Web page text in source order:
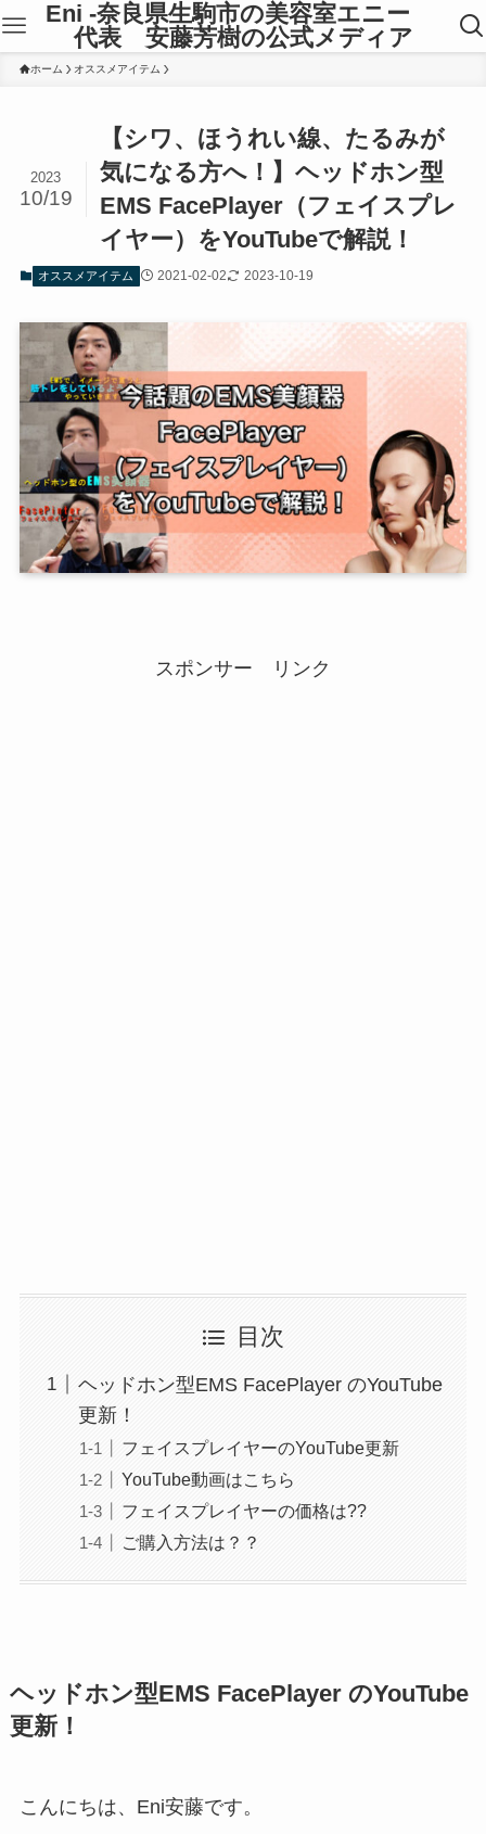
Eni -奈良県生駒市の美容室エニー
代表 安藤芳樹の公式メディア
ホーム オススメアイテム
【シワ、ほうれい線、たるみが
気になる方へ！】ヘッドホン型
EMS FacePlayer（フェイスプレ
イヤー）をYouTubeで解説！
2023
10/19
オススメアイテム 2021-02-02 2023-10-19
スポンサー リンク
目次
ヘッドホン型EMS FacePlayer のYouTube
更新！
フェイスプレイヤーのYouTube更新
YouTube動画はこちら
フェイスプレイヤーの価格は??
ご購入方法は？？
ヘッドホン型EMS FacePlayer のYouTube
更新！
こんにちは、Eni安藤です。